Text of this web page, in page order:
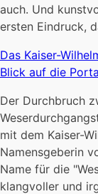
auch. Und
ersten Eindruck,
Das Kaiser-
Blick auf die
Der Durchbruch
mit dem Kaiser-
Namensgeberin
Name für die
klangvoller und